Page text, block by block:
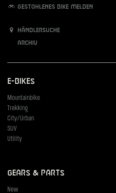
Gestohlenes Bike melden
Händlersuche
Archiv
E-Bikes
Mountainbike
Trekking
City/Urban
SUV
Utility
Gears & Parts
New